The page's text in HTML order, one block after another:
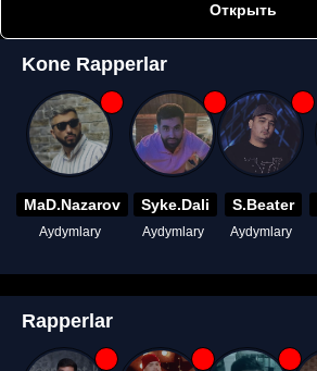
Открыть
Kone Rapperlar
MaD.Nazarov
Aydymlary
Syke.Dali
Aydymlary
S.Beater
Aydymlary
Rapperlar